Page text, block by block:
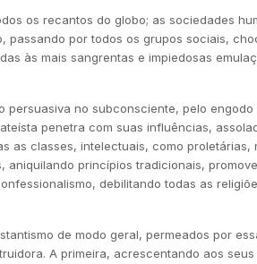
os recantos do globo; as sociedades
passando por todos os grupos sociais,
às mais sangrentas e impiedosas
persuasiva no subconsciente, pelo
penetra com suas influências,
as classes, intelectuais, como proletárias,
princípios tradicionais,
debilitando todas as
de modo geral, permeados por
A primeira, acrescentando aos